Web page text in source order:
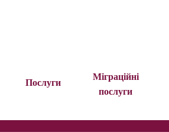
Послуги
Міграційні
послуги